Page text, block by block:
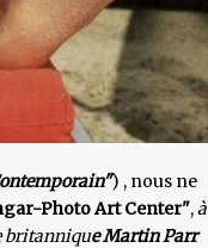
) , nous ne
Photo Art Center",à
britannique Martin Parr